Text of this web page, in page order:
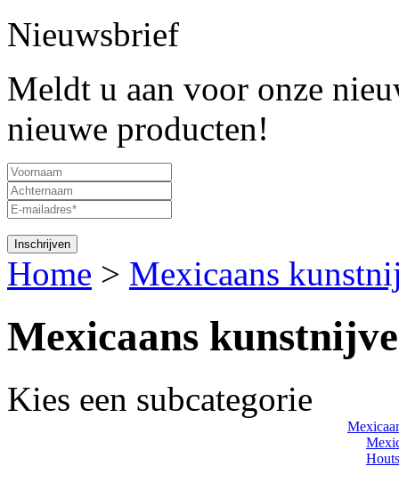
Nieuwsbrief
Meldt u aan voor onze
nieuwe producten!
Home > Mexicaans
Mexicaans
Kies een subcategorie